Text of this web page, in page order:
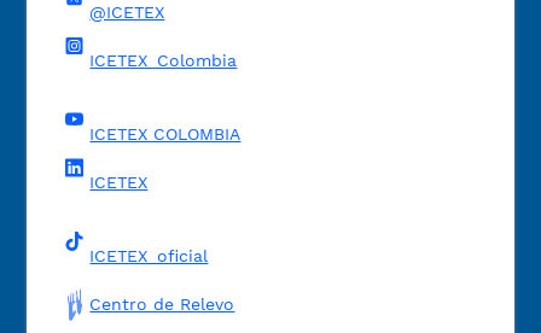
@ICETEX
ICETEX_Colombia
ICETEX COLOMBIA
ICETEX
ICETEX_oficial
Centro de Relevo